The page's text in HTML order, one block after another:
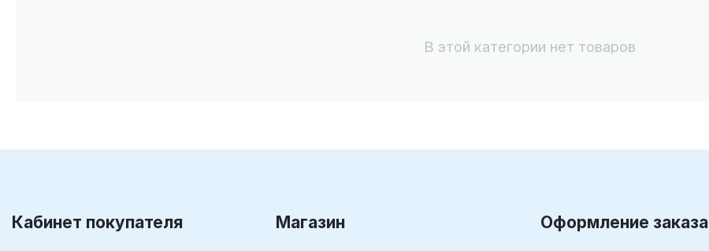
В этой категории нет товаров
Кабинет покупателя Магазин Оформление заказа